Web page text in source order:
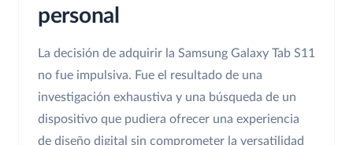
personal
La decisión de adquirir la Samsung Galaxy Tab S11
no fue impulsiva. Fue el resultado de una
investigación exhaustiva y una búsqueda de un
dispositivo que pudiera ofrecer una experiencia
de diseño digital sin comprometer la versatilidad